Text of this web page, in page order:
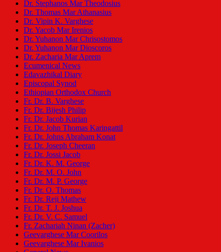
Dr. Stephanos Mar Theodosius
Dr. Thomas Mar Athanasius
Dr. Vipin K. Varghese
Dr. Yacob Mar Irenios
Dr. Yuhanon Mar Chrisostomos
Dr. Yuhanon Mar Dioscoros
Dr. Zacharia Mar Aprem
Ecumenical News
Edavazhikal Diary
Episcopal Synod
Ethiopian Orthodox Church
Fr. Dr. B. Varghese
Fr. Dr. Bijesh Philip
Fr. Dr. Jacob Kurian
Fr. Dr. John Thomas Karingattil
Fr. Dr. Johns Abraham Konat
Fr. Dr. Joseph Cheeran
Fr. Dr. Jossi Jacob
Fr. Dr. K. M. George
Fr. Dr. M. O. John
Fr. Dr. M. P. George
Fr. Dr. O. Thomas
Fr. Dr. Reji Mathew
Fr. Dr. T. J. Joshua
Fr. Dr. V. C. Samuel
Fr. Zachariah Ninan (Zacher)
Geevarghese Mar Coorilos
Geevarghese Mar Ivanios